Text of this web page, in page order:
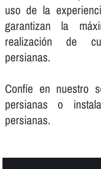
uso de la
garantizan la
realización de
persianas.
Confí­e en nuestro
persianas o
persianas.